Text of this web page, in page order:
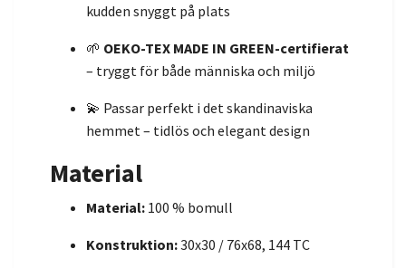
kudden snyggt på plats
🌱 OEKO-TEX MADE IN GREEN-certifierat
– tryggt för både människa och miljö
💫 Passar perfekt i det skandinaviska
hemmet – tidlös och elegant design
Material
Material: 100 % bomull
Konstruktion:30x30 / 76x68, 144 TC